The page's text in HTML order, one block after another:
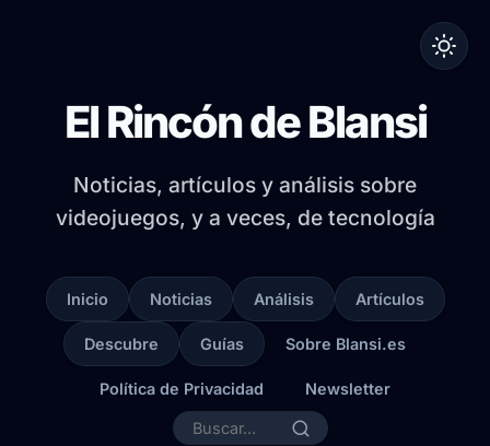
El Rincón de Blansi
Noticias, artículos y análisis sobre
videojuegos, y a veces, de tecnología
Inicio Noticias Análisis Artículos
Descubre Guías Sobre Blansi.es
Política de Privacidad Newsletter